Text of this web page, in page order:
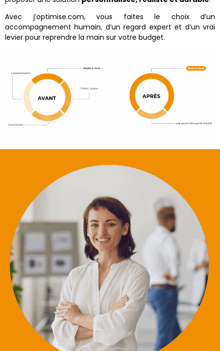
Avec j’optimise.com, vous faites le choix d’un
accompagnement humain, d’un regard expert et d’un vrai
levier pour reprendre la main sur votre budget.